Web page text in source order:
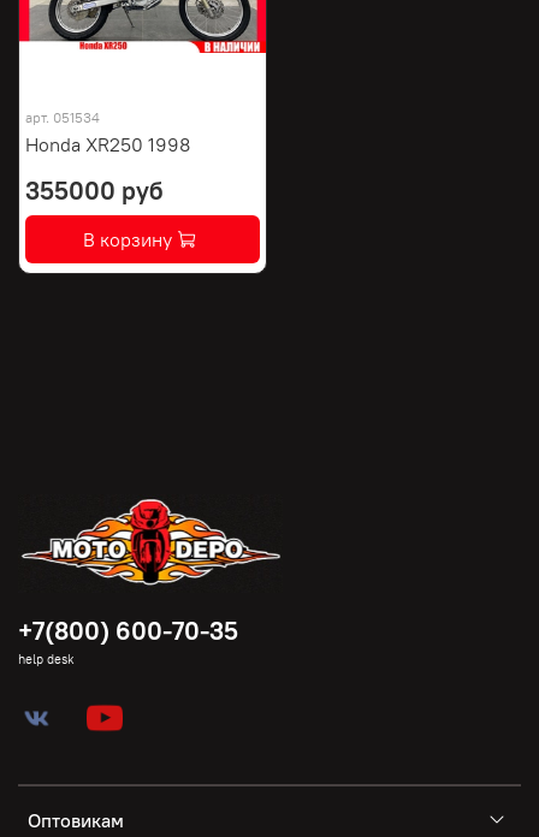
арт. 051534
Honda XR250 1998
355000 руб
В корзину
Оптовикам
+7(800) 600-70-35
help desk